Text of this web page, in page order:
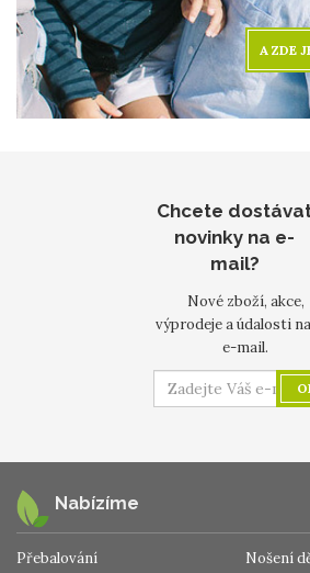
A ZDE
Chcete
novinky na e-
mail?
Nové zboží, akce,
výprodeje a údalosti
e-mail.
Nabízíme
Přebalování
Nošení